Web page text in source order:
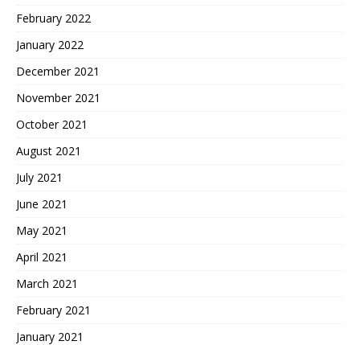
February 2022
January 2022
December 2021
November 2021
October 2021
August 2021
July 2021
June 2021
May 2021
April 2021
March 2021
February 2021
January 2021